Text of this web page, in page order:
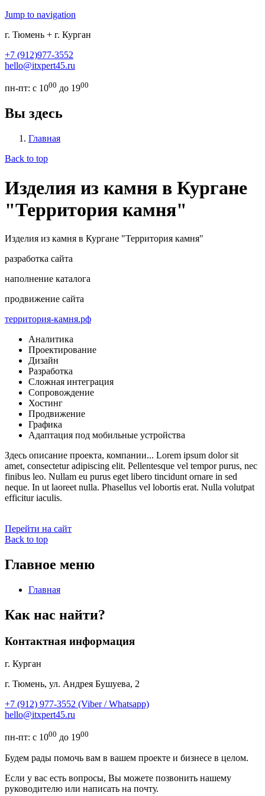
Jump to navigation
г. Тюмень + г. Курган
+7 (912)977-3552
hello@itxpert45.ru
пн-пт: с 1000 до 1900
Вы здесь
Главная
Back to top
Изделия из камня в Кургане
"Территория камня"
Изделия из камня в Кургане "Территория камня"
разработка сайта
наполнение каталога
продвижение сайта
территория-камня.рф
Аналитика
Проектирование
Дизайн
Разработка
Сложная интеграция
Сопровождение
Хостинг
Продвижение
Графика
Адаптация под мобильные устройства
Здесь описание проекта, компании... Lorem ipsum dolor sit
amet, consectetur adipiscing elit. Pellentesque vel tempor purus, nec
finibus leo. Nullam eu purus eget libero tincidunt ornare in sed
neque. In ut laoreet nulla. Phasellus vel lobortis erat. Nulla volutpat
efficitur iaculis.
Перейти на сайт
Back to top
Главное меню
Главная
Как нас найти?
Контактная информация
г. Курган
г. Тюмень, ул. Андрея Бушуева, 2
+7 (912) 977-3552 (Viber / Whatsapp)
hello@itxpert45.ru
пн-пт: с 1000 до 1900
Будем рады помочь вам в вашем проекте и бизнесе в целом.
Если у вас есть вопросы, Вы можете позвонить нашему
руководителю или написать на почту.